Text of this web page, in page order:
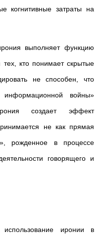
когнитивные затраты на
выполняет функцию
тех, кто понимает скрытые
не способен, что
войны»
создает эффект
не как прямая
рожденное в процессе
говорящего и
иронии в